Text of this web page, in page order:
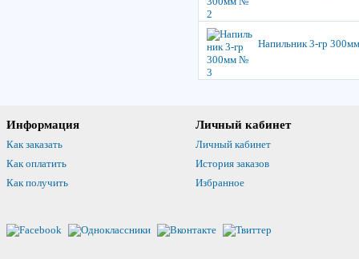
Напильник 3-гр
Информация
Как заказать
Как оплатить
Как получить
Личный кабинет
Личный кабинет
История заказов
Избранное